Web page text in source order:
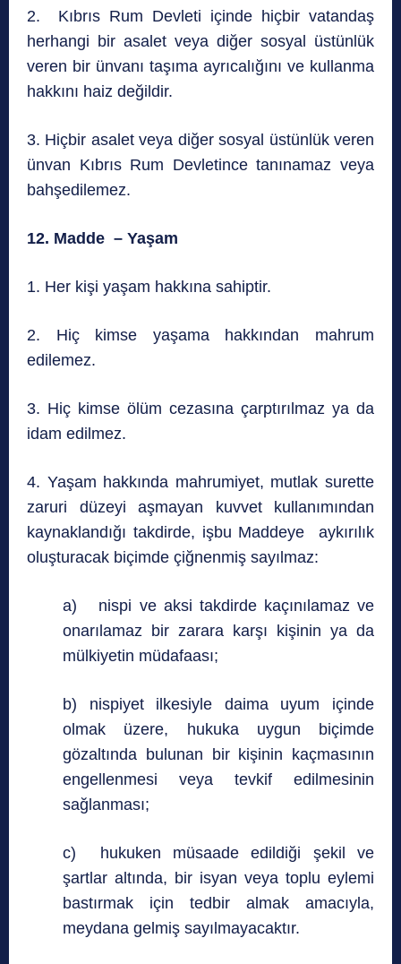
2. Kıbrıs Rum Devleti içinde hiçbir vatandaş
herhangi bir asalet veya diğer sosyal üstünlük
veren bir ünvanı taşıma ayrıcalığını ve kullanma
hakkını haiz değildir.
3. Hiçbir asalet veya diğer sosyal üstünlük veren
ünvan Kıbrıs Rum Devletince tanınamaz veya
bahşedilemez.
12. Madde – Yaşam
1. Her kişi yaşam hakkına sahiptir.
2. Hiç kimse yaşama hakkından mahrum
edilemez.
3. Hiç kimse ölüm cezasına çarptırılmaz ya da
idam edilmez.
4. Yaşam hakkında mahrumiyet, mutlak surette
zaruri düzeyi aşmayan kuvvet kullanımından
kaynaklandığı takdirde, işbu Maddeye aykırılık
oluşturacak biçimde çiğnenmiş sayılmaz:
a) nispi ve aksi takdirde kaçınılamaz ve
onarılamaz bir zarara karşı kişinin ya da
mülkiyetin müdafaası;
b) nispiyet ilkesiyle daima uyum içinde
olmak üzere, hukuka uygun biçimde
gözaltında bulunan bir kişinin kaçmasının
engellenmesi veya tevkif edilmesinin
sağlanması;
c) hukuken müsaade edildiği şekil ve
şartlar altında, bir isyan veya toplu eylemi
bastırmak için tedbir almak amacıyla,
meydana gelmiş sayılmayacaktır.